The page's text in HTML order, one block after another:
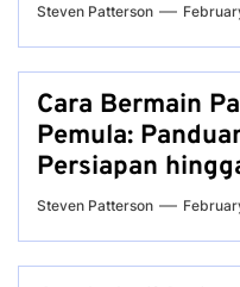
Steven Patterson
Cara Bermain
Pemula:
Persiapan
Steven Patterson